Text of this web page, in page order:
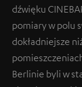
dźwięku
pomiary w polu
dokładniejsze
Berlinie byli w